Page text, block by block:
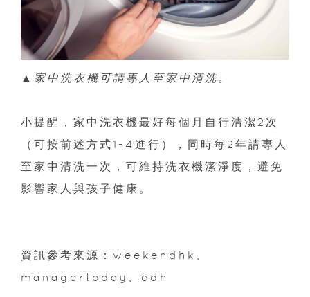
▲家中洗衣機可請專人至家中清洗。
小提醒，家中洗衣機最好每個月自行清潔2次
（可按前述方式1-4進行），同時每2年請專人
至家中清洗一次，可維持洗衣機潔淨度，避免
影響家人與孩子健康。
資訊參考來源：weekendhk、
managertoday、edh